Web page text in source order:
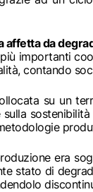
affetta da
importanti
contando
su un
era
stato di